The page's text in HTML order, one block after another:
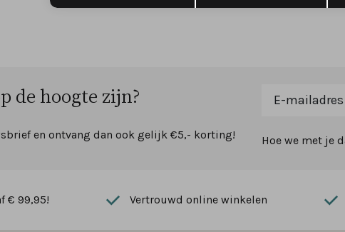
de hoogte zijn?
en ontvang dan ook gelijk €5,- korting! Hoe we met je
€ 99,95! Vertrouwd online winkelen